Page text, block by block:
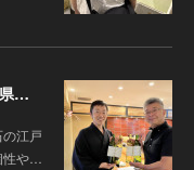
【土曜ランチワイン会】第164回「岩手県『高橋葡萄園』のワインと江戸前鮓」
江戸
や…